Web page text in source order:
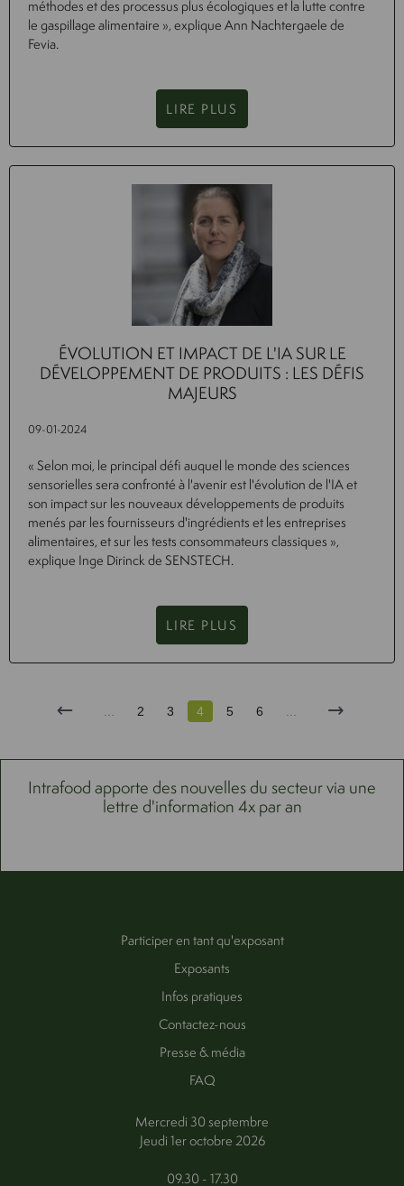
méthodes et des processus plus écologiques et la lutte contre
le gaspillage alimentaire », explique Ann Nachtergaele de
Fevia.
LIRE PLUS
ÉVOLUTION ET IMPACT DE L'IA SUR LE
DÉVELOPPEMENT DE PRODUITS : LES DÉFIS
MAJEURS
09-01-2024
« Selon moi, le principal défi auquel le monde des sciences
sensorielles sera confronté à l'avenir est l'évolution de l'IA et
son impact sur les nouveaux développements de produits
menés par les fournisseurs d'ingrédients et les entreprises
alimentaires, et sur les tests consommateurs classiques »,
explique Inge Dirinck de SENSTECH.
LIRE PLUS
2 3 4 5 6
Intrafood apporte des nouvelles du secteur via une
lettre d'information 4x par an
Participer en tant qu'exposant
Exposants
Infos pratiques
Contactez-nous
Presse & média
FAQ
Mercredi 30 septembre
Jeudi 1er octobre 2026
09.30 - 17.30